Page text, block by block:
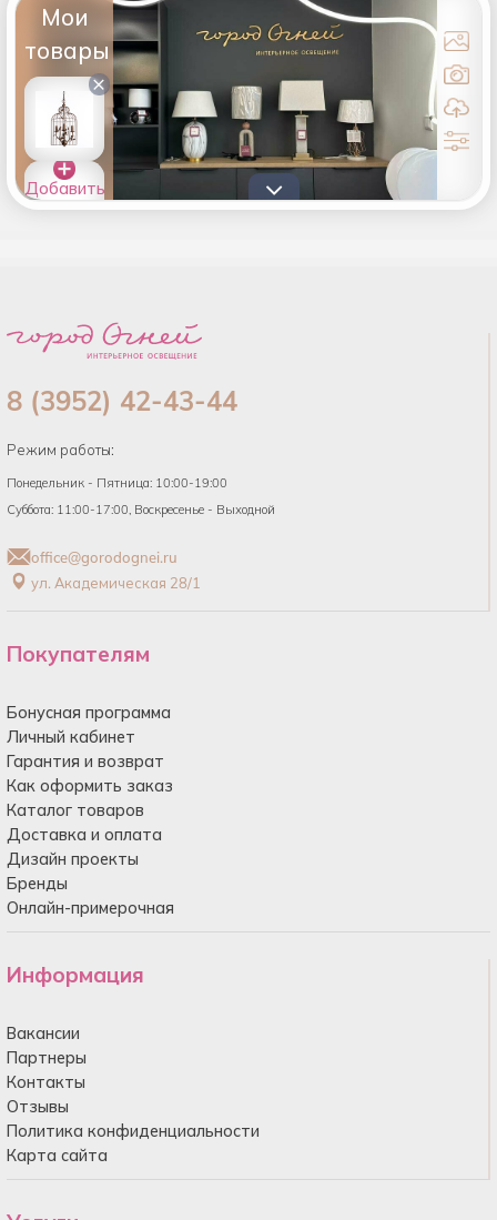
Мои
товары
×
Добавить
товары в
8 (3952) 42-43-44
Режим работы:
Понедельник - Пятница: 10:00-19:00
Суббота: 11:00-17:00, Воскресенье - Выходной
office@gorodognei.ru
ул. Академическая 28/1
Покупателям
Бонусная программа
Личный кабинет
Гарантия и возврат
Как оформить заказ
Каталог товаров
Доставка и оплата
Дизайн проекты
Бренды
Онлайн-примерочная
Информация
Вакансии
Партнеры
Контакты
Отзывы
Политика конфиденциальности
Карта сайта